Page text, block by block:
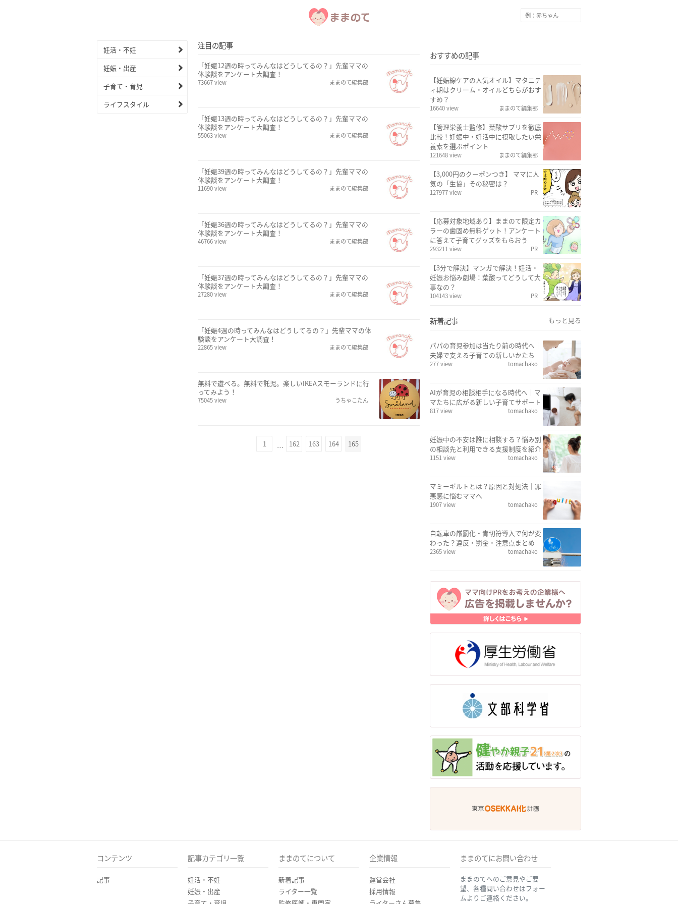
妊活・不妊
妊娠・出産
子育て・育児
ライフスタイル
注目の記事
「妊娠12週の時ってみんなはどうしてるの？」先輩ママの
体験談をアンケート大調査！
73667 view ままのて編集部
「妊娠13週の時ってみんなはどうしてるの？」先輩ママの
体験談をアンケート大調査！
55063 view ままのて編集部
「妊娠39週の時ってみんなはどうしてるの？」先輩ママの
体験談をアンケート大調査！
11690 view ままのて編集部
「妊娠36週の時ってみんなはどうしてるの？」先輩ママの
体験談をアンケート大調査！
46766 view ままのて編集部
「妊娠37週の時ってみんなはどうしてるの？」先輩ママの
体験談をアンケート大調査！
27280 view ままのて編集部
「妊娠4週の時ってみんなはどうしてるの？」先輩ママの体
験談をアンケート大調査！
22865 view ままのて編集部
無料で遊べる。無料で託児。楽しいIKEAスモーランドに行
ってみよう！
75045 view うちゃこたん
1 … 162 163 164 165
おすすめの記事
【妊娠線ケアの人気オイル】マタニテ
ィ期はクリーム・オイルどちらがおす
すめ？
16640 view ままのて編集部
【管理栄養士監修】葉酸サプリを徹底
比較！妊娠中・妊活中に摂取したい栄
養素を選ぶポイント
121648 view ままのて編集部
【3,000円のクーポンつき】 ママに人
気の「生協」その秘密は？
127977 view PR
【応募対象地域あり】ままのて限定カ
ラーの歯固め無料ゲット！アンケート
に答えて子育てグッズをもらおう
293211 view PR
【3分で解決】マンガで解決！妊活・
妊娠お悩み劇場：葉酸ってどうして大
事なの？
104143 view PR
新着記事 もっと見る
パパの育児参加は当たり前の時代へ｜
夫婦で支える子育ての新しいかたち
277 view tomachako
AIが育児の相談相手になる時代へ｜マ
マたちに広がる新しい子育てサポート
817 view tomachako
妊娠中の不安は誰に相談する？悩み別
の相談先と利用できる支援制度を紹介
1151 view tomachako
マミーギルトとは？原因と対処法｜罪
悪感に悩むママへ
1907 view tomachako
自転車の厳罰化・青切符導入で何が変
わった？違反・罰金・注意点まとめ
2365 view tomachako
コンテンツ
記事
記事カテゴリ一覧
妊活・不妊
妊娠・出産
ままのてについて
新着記事
ライター一覧
企業情報
運営会社
採用情報
ままのてにお問い合わせ
ままのてへのご意見やご要
望、各種問い合わせはフォー
ムよりご連絡ください。